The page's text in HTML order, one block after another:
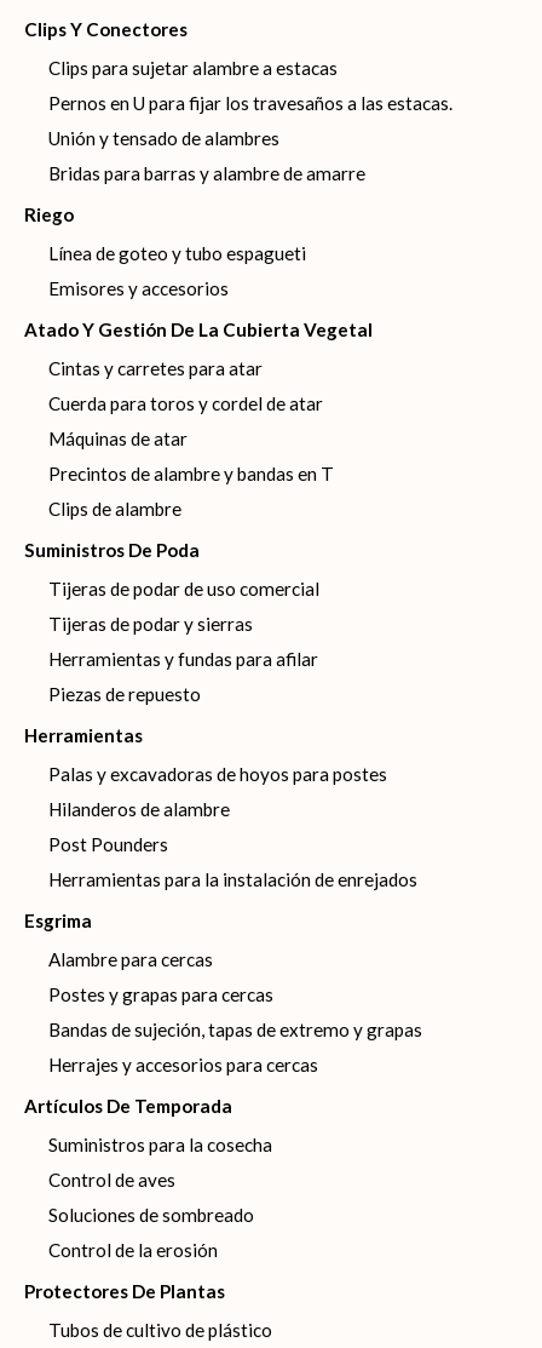
Clips Y Conectores
Clips para sujetar alambre a estacas
Pernos en U para fijar los travesaños a las estacas.
Unión y tensado de alambres
Bridas para barras y alambre de amarre
Riego
Línea de goteo y tubo espagueti
Emisores y accesorios
Atado Y Gestión De La Cubierta Vegetal
Cintas y carretes para atar
Cuerda para toros y cordel de atar
Máquinas de atar
Precintos de alambre y bandas en T
Clips de alambre
Suministros De Poda
Tijeras de podar de uso comercial
Tijeras de podar y sierras
Herramientas y fundas para afilar
Piezas de repuesto
Herramientas
Palas y excavadoras de hoyos para postes
Hilanderos de alambre
Post Pounders
Herramientas para la instalación de enrejados
Esgrima
Alambre para cercas
Postes y grapas para cercas
Bandas de sujeción, tapas de extremo y grapas
Herrajes y accesorios para cercas
Artículos De Temporada
Suministros para la cosecha
Control de aves
Soluciones de sombreado
Control de la erosión
Protectores De Plantas
Tubos de cultivo de plástico